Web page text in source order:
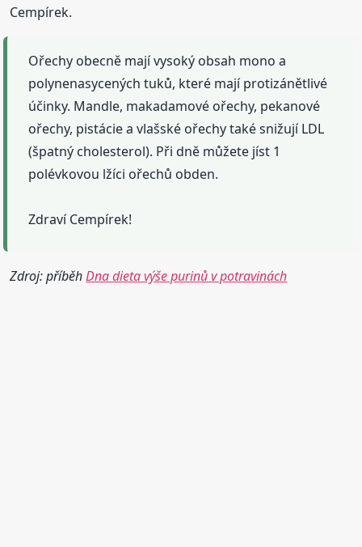
Cempírek.
Ořechy obecně mají vysoký obsah mono a
polynenasycených tuků, které mají protizánětlivé
účinky. Mandle, makadamové ořechy, pekanové
ořechy, pistácie a vlašské ořechy také snižují LDL
(špatný cholesterol). Při dně můžete jíst 1
polévkovou lžíci ořechů obden.
Zdraví Cempírek!
Zdroj: příběhDna dieta výše purinů v potravinách